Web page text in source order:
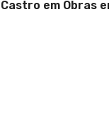
Castro em Obras